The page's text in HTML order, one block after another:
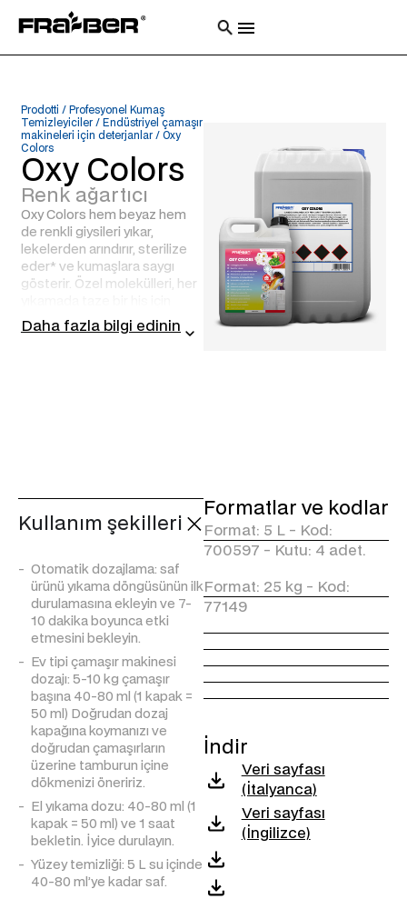
Prodotti / Profesyonel Kumaş
Temizleyiciler/ Endüstriyel çamaşır
makineleri için deterjanlar/ Oxy
Colors
Oxy Colors
Renk ağartıcı
Oxy Colors hem beyaz hem
de renkli giysileri yıkar,
lekelerden arındırır, sterilize
eder* ve kumaşlara saygı
gösterir. Özel molekülleri, her
kokuları nötralize eder** ve
mikropların ve bakterilerin*
Daha fazla bilgi edinin
Kullanım şekilleri
Otomatik dozajlama: saf
ürünü yıkama döngüsünün ilk
durulamasına ekleyin ve 7-
10 dakika boyunca etki
etmesini bekleyin.
Ev tipi çamaşır makinesi
dozajı: 5-10 kg çamaşır
başına 40-80 ml (1 kapak =
50 ml) Doğrudan dozaj
kapağına koymanızı ve
doğrudan çamaşırların
üzerine tamburun içine
dökmenizi öneririz.
El yıkama dozu: 40-80 ml (1
kapak = 50 ml) ve 1 saat
bekletin. İyice durulayın.
Yüzey temizliği: 5 L su içinde
40-80 ml’ye kadar saf.
Formatlar ve kodlar
Format: 5 L - Kod:
700597 - Kutu: 4 adet.
Format: 25 kg - Kod:
77149
İndir
Veri sayfası
(İtalyanca)
Veri sayfası
(İngilizce)